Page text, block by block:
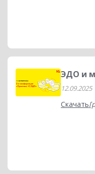
ЭДО и
12.09.2025
Скачать